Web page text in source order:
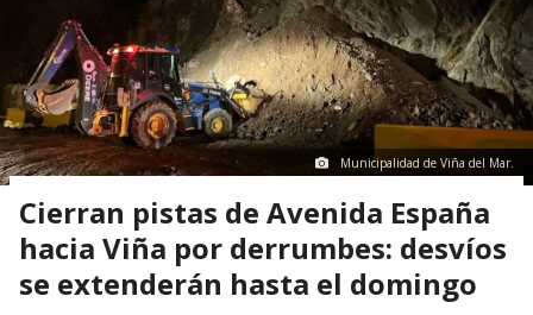
Municipalidad de Viña del Mar.
Cierran pistas de Avenida España
hacia Viña por derrumbes: desvíos
se extenderán hasta el domingo